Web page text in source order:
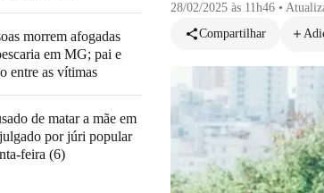
28/02/2025 às 11h46 •
Compartilhar
morrem afogadas
em MG; pai e
entre as vítimas
de matar a mãe em
por júri popular
feira (6)